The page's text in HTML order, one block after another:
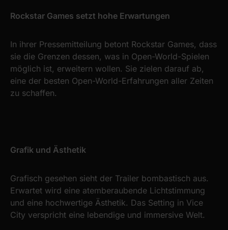
Rockstar Games setzt hohe Erwartungen
In ihrer Pressemitteilung betont Rockstar Games, dass
sie die Grenzen dessen, was in Open-World-Spielen
möglich ist, erweitern wollen. Sie zielen darauf ab,
eine der besten Open-World-Erfahrungen aller Zeiten
zu schaffen.
Grafik und Ästhetik
Grafisch gesehen sieht der Trailer bombastisch aus.
Erwartet wird eine atemberaubende Lichtstimmung
und eine hochwertige Ästhetik. Das Setting in Vice
City verspricht eine lebendige und immersive Welt.